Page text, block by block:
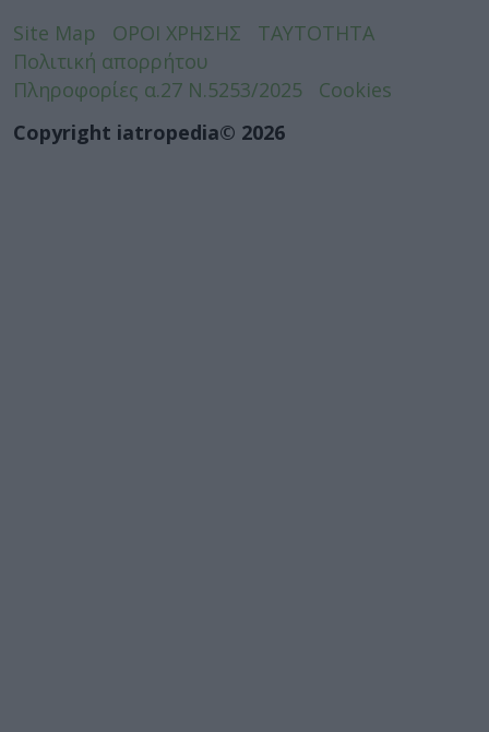
Site Map ΟΡΟΙ ΧΡΗΣΗΣ
ΤΑΥΤΟΤΗΤΑ
Πολιτική απορρήτου
Πληροφορίες α.27 Ν.5253/2025
Cookies
Copyright iatropedia© 2026